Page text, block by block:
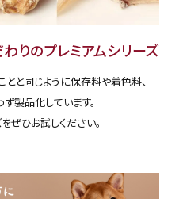
りのプレミアムシリーズ
と同じように保存料や着色料、
製品化しています。
ぜひお試しください。